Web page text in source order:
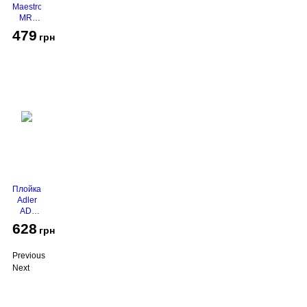
Maestro
MR-
Grey
479 грн
Плойка
Adler
AD-
628 грн
Previous
Next